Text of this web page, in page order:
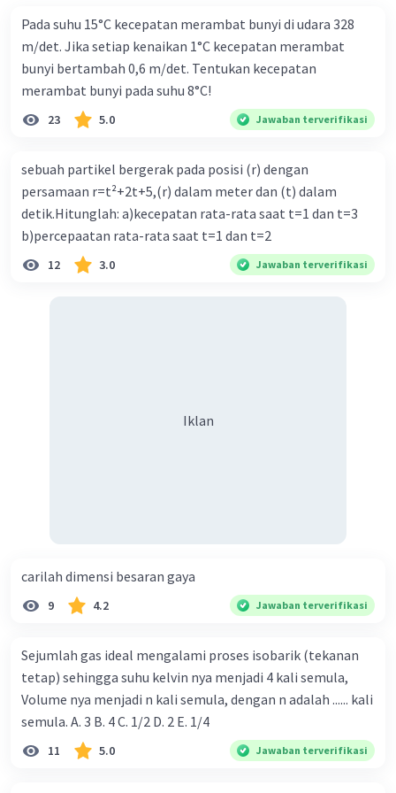
Iklan
Pada suhu 15°C kecepatan merambat bunyi di udara 328
m/det. Jika setiap kenaikan 1°C kecepatan merambat
bunyi bertambah 0,6 m/det. Tentukan kecepatan
merambat bunyi pada suhu 8°C!
23 5.0 Jawaban terverifikasi
sebuah partikel bergerak pada posisi (r) dengan
persamaan r=t²+2t+5,(r) dalam meter dan (t) dalam
detik.Hitunglah: a)kecepatan rata-rata saat t=1 dan t=3
b)percepaatan rata-rata saat t=1 dan t=2
12 3.0 Jawaban terverifikasi
Iklan
carilah dimensi besaran gaya
9 4.2 Jawaban terverifikasi
Sejumlah gas ideal mengalami proses isobarik (tekanan
tetap) sehingga suhu kelvin nya menjadi 4 kali semula,
Volume nya menjadi n kali semula, dengan n adalah ...... kali
semula. A. 3 B. 4 C. 1/2 D. 2 E. 1/4
11 5.0 Jawaban terverifikasi